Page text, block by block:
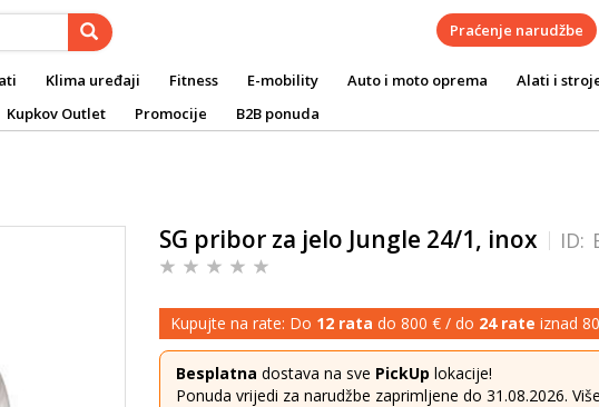
Praćenje narudžbe
Klima uređaji Fitness E-mobility Auto i moto oprema Alati i
Kupkov Outlet Promocije B2B ponuda
SG pribor za jelo Jungle 24/1, inox ID:
Kupujte na rate: Do 12 rata do 800 € / do 24 rate iznad
Besplatna dostava na sve PickUp lokacije!
Ponuda vrijedi za narudžbe zaprimljene do 31.08.2026.